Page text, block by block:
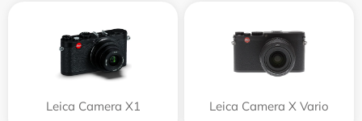
Leica Camera X1 Leica Camera X Vario